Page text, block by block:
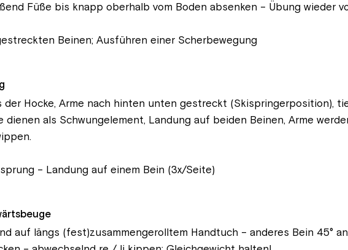
Füße bis knapp oberhalb vom Boden absenken – Übung wieder
Beinen; Ausführen einer Scherbewegung
der Hocke, Arme nach hinten unten gestreckt (Skispringerposition),
dienen als Schwungelement, Landung auf beiden Beinen, Arme
– Landung auf einem Bein (3x/Seite)
auf längs (fest)zusammengerolltem Handtuch – anderes Bein 45°